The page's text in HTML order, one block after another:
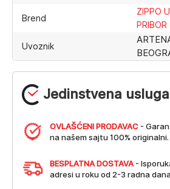
Jedinstvena usluga
OVLAŠĆENI PRODAVAC -
na našem sajtu 100% originalni.
BESPLATNA DOSTAVA -
adresi u roku od 2-3 radna
Brend
ZIPPO
PRIBOR
Uvoznik